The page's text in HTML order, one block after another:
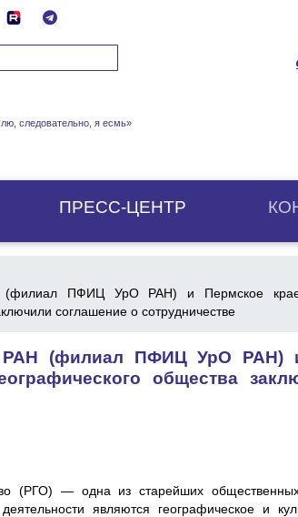
следовательно, я есмь»
ПРЕСС-ЦЕНТР
ПФИЦ УрО РАН) и Пермское
соглашение о сотрудничестве
РАН (филиал ПФИЦ УрО РАН)
общества
(РГО) — одна из старейших
являются географическое и